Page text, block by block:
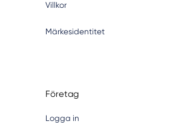
Villkor
Märkesidentitet
Företag
Logga in